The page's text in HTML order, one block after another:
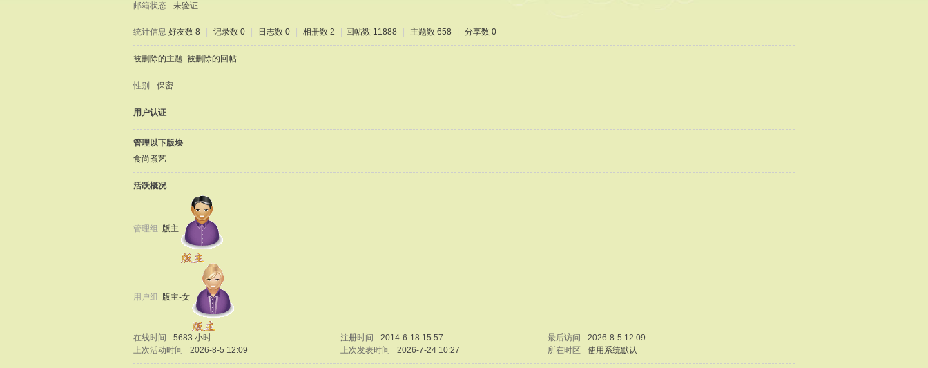
邮箱状态
未验证
统计信息 好友数 8 记录数 0 日志数 0 相册数 2 回帖数 11888 主题数 658 分享数 0
被删除的主题 被删除的回帖
性别 保密
用户认证
管理以下版块
食尚煮艺
活跃概况
管理组 版主
用户组 版主-女
在线时间 5683 小时 注册时间 2014-6-18 15:57 最后访问
2026-8-5 12:09
上次活动时间
2026-8-5 12:09 上次发表时间 2026-7-24 10:27 所在时区 使用系统默认